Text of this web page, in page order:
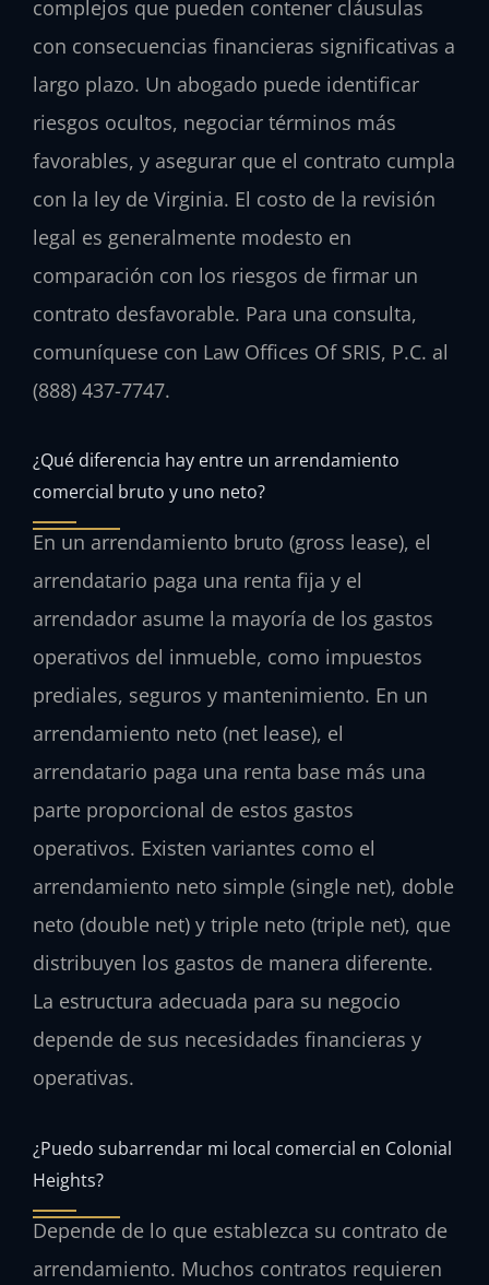
complejos que pueden contener cláusulas
con consecuencias financieras significativas a
largo plazo. Un abogado puede identificar
riesgos ocultos, negociar términos más
favorables, y asegurar que el contrato cumpla
con la ley de Virginia. El costo de la revisión
legal es generalmente modesto en
comparación con los riesgos de firmar un
contrato desfavorable. Para una consulta,
comuníquese con Law Offices Of SRIS, P.C. al
(888) 437-7747.
¿Qué diferencia hay entre un arrendamiento
comercial bruto y uno neto?
En un arrendamiento bruto (gross lease), el
arrendatario paga una renta fija y el
arrendador asume la mayoría de los gastos
operativos del inmueble, como impuestos
prediales, seguros y mantenimiento. En un
arrendamiento neto (net lease), el
arrendatario paga una renta base más una
parte proporcional de estos gastos
operativos. Existen variantes como el
arrendamiento neto simple (single net), doble
neto (double net) y triple neto (triple net), que
distribuyen los gastos de manera diferente.
La estructura adecuada para su negocio
depende de sus necesidades financieras y
operativas.
¿Puedo subarrendar mi local comercial en Colonial
Heights?
Depende de lo que establezca su contrato de
arrendamiento. Muchos contratos requieren